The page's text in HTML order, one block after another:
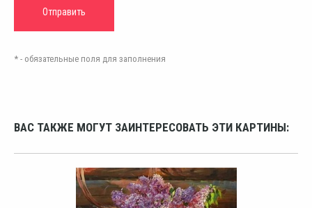
* - обязательные поля для заполнения
ВАС ТАКЖЕ МОГУТ ЗАИНТЕРЕСОВАТЬ ЭТИ КАРТИНЫ: